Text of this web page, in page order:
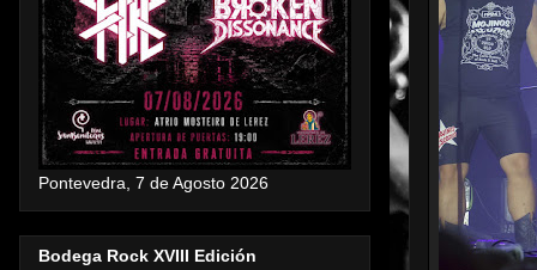
Pontevedra, 7 de Agosto 2026
Bodega Rock XVIII Edición